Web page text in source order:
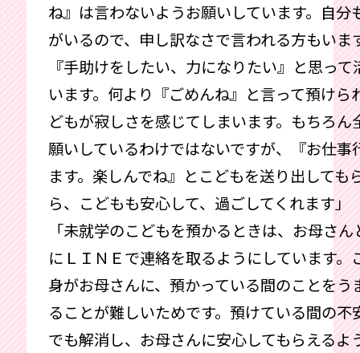
ね』は言わないようお願いしています。自分
がいるので、申し訳なさで言われる方もいま
『手助けをしたい、力になりたい』と思って
います。何より『ごめんね』と言って預けら
どもが寂しさを感じてしまいます。もちろん
願いしているわけではないですが、『お仕事
ます。楽しんでね』とこどもを送り出しても
ら、こどもも安心して、過ごしてくれます」
「未就学のこどもを預かるときは、お母さ
にＬＩＮＥで連絡を取るようにしています。
身がお母さんに、預かっている間のことをう
ることが難しいためです。預けている間の不
でも解消し、お母さんに安心してもらえるよ